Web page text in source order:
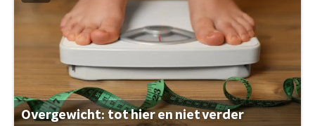
Overgewicht: tot hier en niet verder